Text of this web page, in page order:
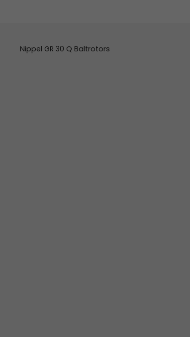
Nippel GR 30 Q Baltrotors